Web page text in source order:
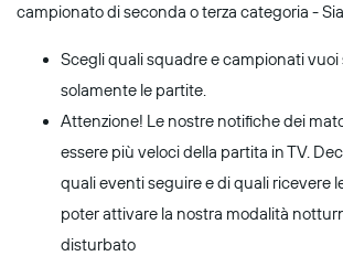
campionato di seconda o terza categoria -
Scegli quali squadre e campionati vuoi
solamente le partite.
Attenzione! Le nostre notifiche dei
essere più veloci della partita in TV.
quali eventi seguire e di quali ricevere
poter attivare la nostra modalità
disturbato